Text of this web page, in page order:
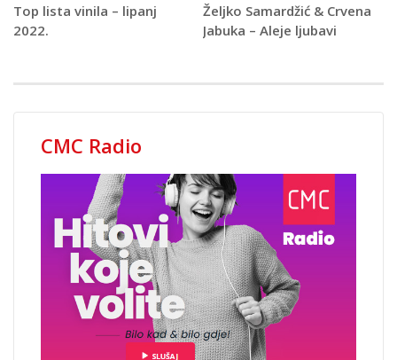
Top lista vinila – lipanj
2022.
Željko Samardžić & Crvena
Jabuka – Aleje ljubavi
CMC Radio